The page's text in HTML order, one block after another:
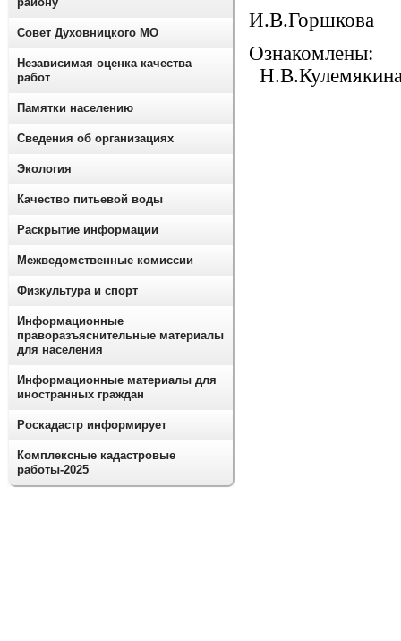
И.В.Горшкова
Совет Духовницкого МО
Независимая оценка качества
работ
Памятки населению
Сведения об организациях
Экология
Качество питьевой воды
Раскрытие информации
Межведомственные комиссии
Физкультура и спорт
Информационные
праворазъяснительные материалы
для населения
Информационные материалы для
иностранных граждан
Роскадастр информирует
Комплексные кадастровые
работы-2025